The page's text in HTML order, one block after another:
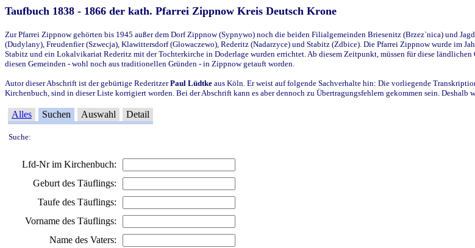
Taufbuch 1838 - 1866 der kath. Pfarrei Zippnow Kreis Deutsch Krone
Zur Pfarrei Zippnow gehörten bis 1945 außer dem Dorf Zippnow (Sypnywo) noch die beiden Filialgemeinden Briesenitz (Brzez`nica) und
(Dudylany), Freudenfier (Szwecja), Klawittersdorf (Glowaczewo), Rederitz (Nadarzyce) und Stabitz (Zdbice). Die Pfarrei Zippnow wurde im
Stabitz und ein Lokalvikariat Rederitz mit der Tochterkirche in Doderlage wurden errichtet. Ab diesem Zeitpunkt, müssen für diese
diesen Gemeinden - wohl noch aus traditionellen Gründen - in Zippnow getauft worden.
Autor dieser Abschrift ist der gebürtige RederitzerPaul Lüdtke aus Köln. Er weist auf folgende Sachverhalte hin: Die vorliegende
Kirchenbuch, sind in dieser Liste korrigiert worden. Bei der Abschrift kann es aber dennoch zu Übertragungsfehlern gekommen sein. Deshalb
Alles Suchen Auswahl Detail
Suche:
Lfd-Nr im Kirchenbuch:
Geburt des Täuflings:
Taufe des Täuflings:
Vorname des Täuflings:
Name des Vaters: